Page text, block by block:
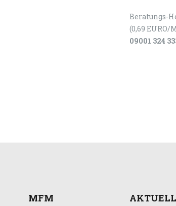
Beratungs-
(0,69 EURO/
09001 324
MFM AKTUELL